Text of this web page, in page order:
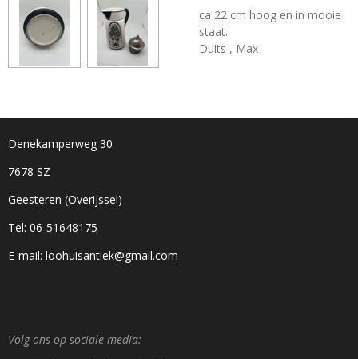
ca 22 cm hoog en in mooie
staat.
Duits , Max
Denekamperweg 30
7678 SZ
Geesteren (Overijssel)
Tel: 06-51648175
E-mail: loohuisantiek@gmail.com
Volg ons op sociale media: